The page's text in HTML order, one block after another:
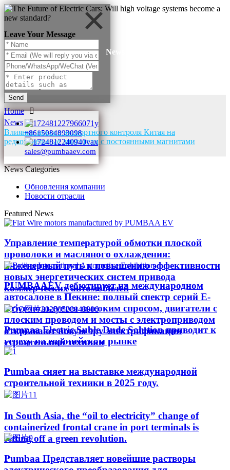
Leave Your Message
Send
+8615084893098
sales@pumbaaev.com
News
Home
News
Влияние нового экспортного контроля Китая на
редкоземельные двигатели с постоянными магнитами
News Categories
Обновления компании
Новости отрасли
Featured News
Управление температурой обмотки плоской
проволоки и масляного охлаждения:
инженерный путь к повышению эффективности
новых энергетических систем привода
коммерческих автомобилей
PUMBAAEV дебютирует на международном
автосалоне в Пекине: полный спектр серий E-
Drive пользуется высоким спросом, двигатели с
плоским проводом и мосты с электроприводом
открывают новую эру электрификации
строительной техники
Pumpaa Electric Suble Dude Solution приводит к
успеху на европейском рынке
Pumbaa сияет на выставке международной
строительной техники в 2025 году.
In South Asia, the “oil to electricity” change of
containerized frontal crane in port terminals is
setting off a green revolution.
Pumbaa Представляет новейшие растворы